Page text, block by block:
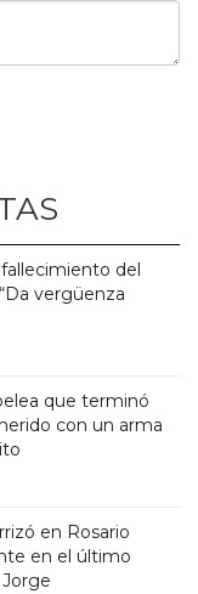
del
vergüenza
que terminó
con un arma
en Rosario
en el último